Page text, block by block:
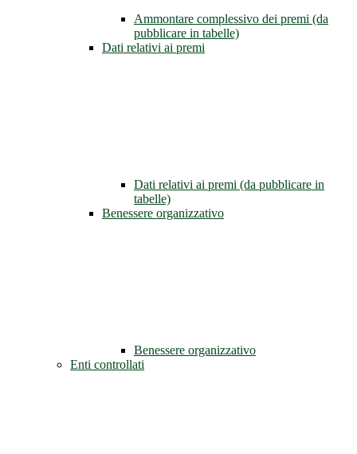
Ammontare complessivo dei premi (da
pubblicare in tabelle)
Dati relativi ai premi
Dati relativi ai premi (da pubblicare in
tabelle)
Benessere organizzativo
Benessere organizzativo
Enti controllati